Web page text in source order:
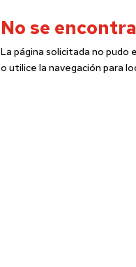
No se
La página solicitada no
o utilice la navegación para